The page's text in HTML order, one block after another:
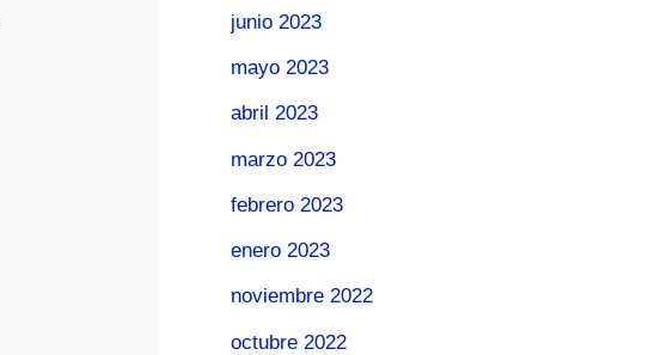
junio 2023
mayo 2023
abril 2023
marzo 2023
febrero 2023
enero 2023
noviembre 2022
octubre 2022